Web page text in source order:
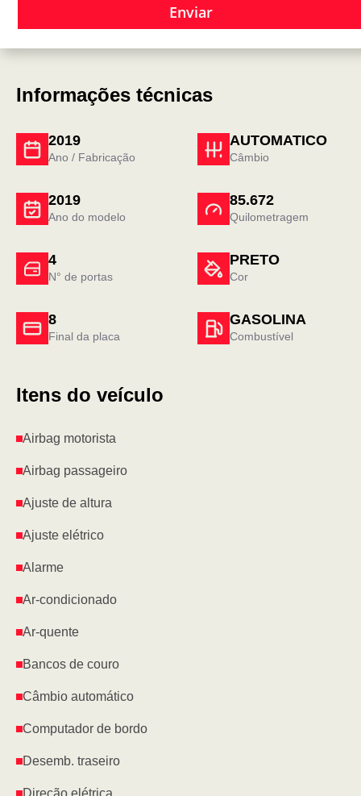
Enviar
Informações técnicas
2019
Ano / Fabricação
AUTOMATICO
Câmbio
4
N° de portas
PRETO
Cor
2019
Ano do modelo
85.672
Quilometragem
8
Final da placa
GASOLINA
Combustível
Itens do veículo
Airbag motorista
Airbag passageiro
Ajuste de altura
Ajuste elétrico
Alarme
Ar-condicionado
Ar-quente
Bancos de couro
Câmbio automático
Computador de bordo
Desemb. traseiro